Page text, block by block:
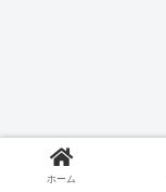
ホーム